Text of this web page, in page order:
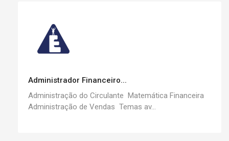
Administrador Financeiro...
Administração do Circulante Matemática Financeira
Administração de Vendas Temas av...